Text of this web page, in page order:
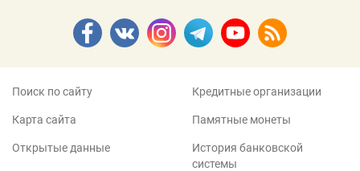
Поиск по сайту
Карта сайта
Открытые данные
Кредитные организации
Памятные монеты
История банковской
системы